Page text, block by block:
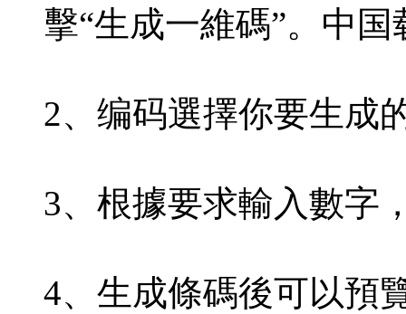
擊“生成一維碼”。中国
2、编码選擇你要生成
3、根據要求輸入數字
4、生成條碼後可以預